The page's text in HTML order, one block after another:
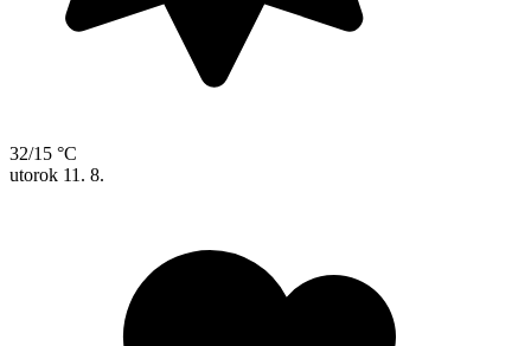
32/15 °C
utorok 11. 8.